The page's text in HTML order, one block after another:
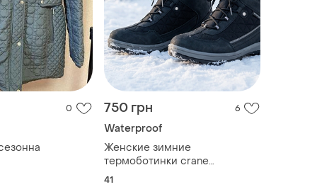
0 750 грн 6
Waterproof
Женские зимние
термоботинки crane
waterproof.
41